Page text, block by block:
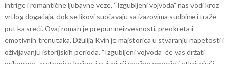
intrige i romantične ljubavne veze. “Izgubljeni vojvoda” nas vodi kroz
vrtlog događaja, dok se likovi suočavaju sa izazovima sudbine i traže
put ka sreći. Ovaj roman je prepun neizvesnosti, preokreta i
emotivnih trenutaka. Džulija Kvin je majstorica u stvaranju napetosti i
oživljavanju istorijskih perioda. “Izgubljeni vojvoda” će vas držati